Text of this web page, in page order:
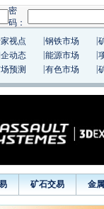
视点 钢铁市场
企动态 能源市场
预测 有色市场
矿石交易 金